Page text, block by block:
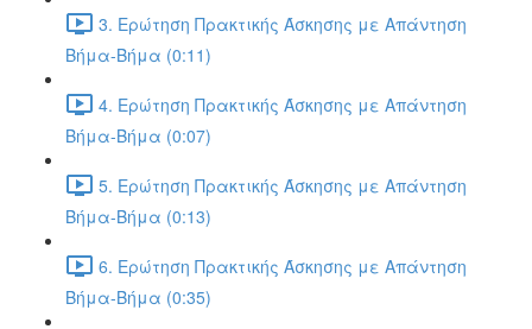
3. Ερώτηση Πρακτικής Άσκησης με Απάντηση
Βήμα-Βήμα (0:11)
4. Ερώτηση Πρακτικής Άσκησης με Απάντηση
Βήμα-Βήμα (0:07)
5. Ερώτηση Πρακτικής Άσκησης με Απάντηση
Βήμα-Βήμα (0:13)
6. Ερώτηση Πρακτικής Άσκησης με Απάντηση
Βήμα-Βήμα (0:35)